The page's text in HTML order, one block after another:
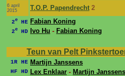
6 april
2015
T.O.P. Papendrecht 2
2e HE Fabian Koning
2e HD Ivo Hu - Fabian Koning
Teun van Pelt
1R HE Martijn Janssens
HF HD Lex Enklaar - Martijn Janssens